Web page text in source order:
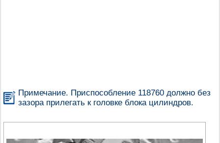
Примечание. Приспособление 118760 должно без
зазора прилегать к головке блока цилиндров.